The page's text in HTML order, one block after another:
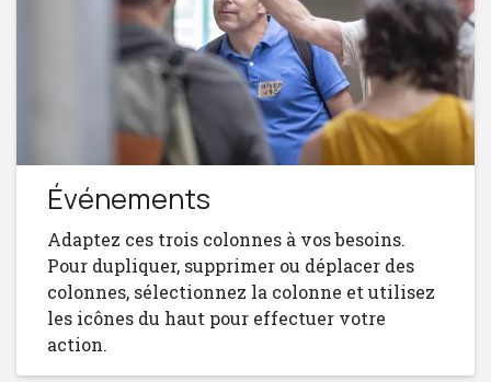
Événements
Adaptez ces trois colonnes à vos besoins.
Pour dupliquer, supprimer ou déplacer des
colonnes, sélectionnez la colonne et utilisez
les icônes du haut pour effectuer votre
action.